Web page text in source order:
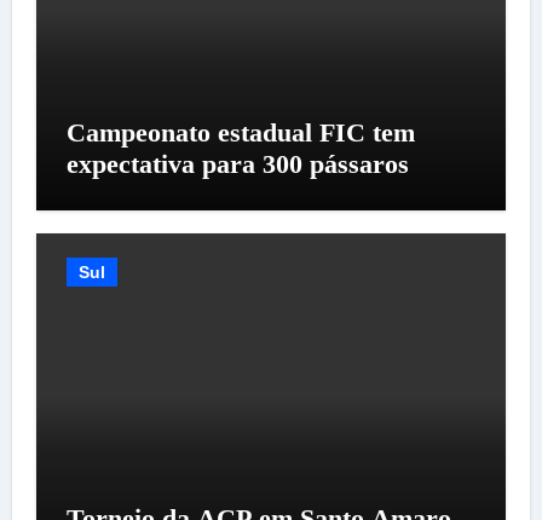
Campeonato estadual FIC tem
expectativa para 300 pássaros
Sul